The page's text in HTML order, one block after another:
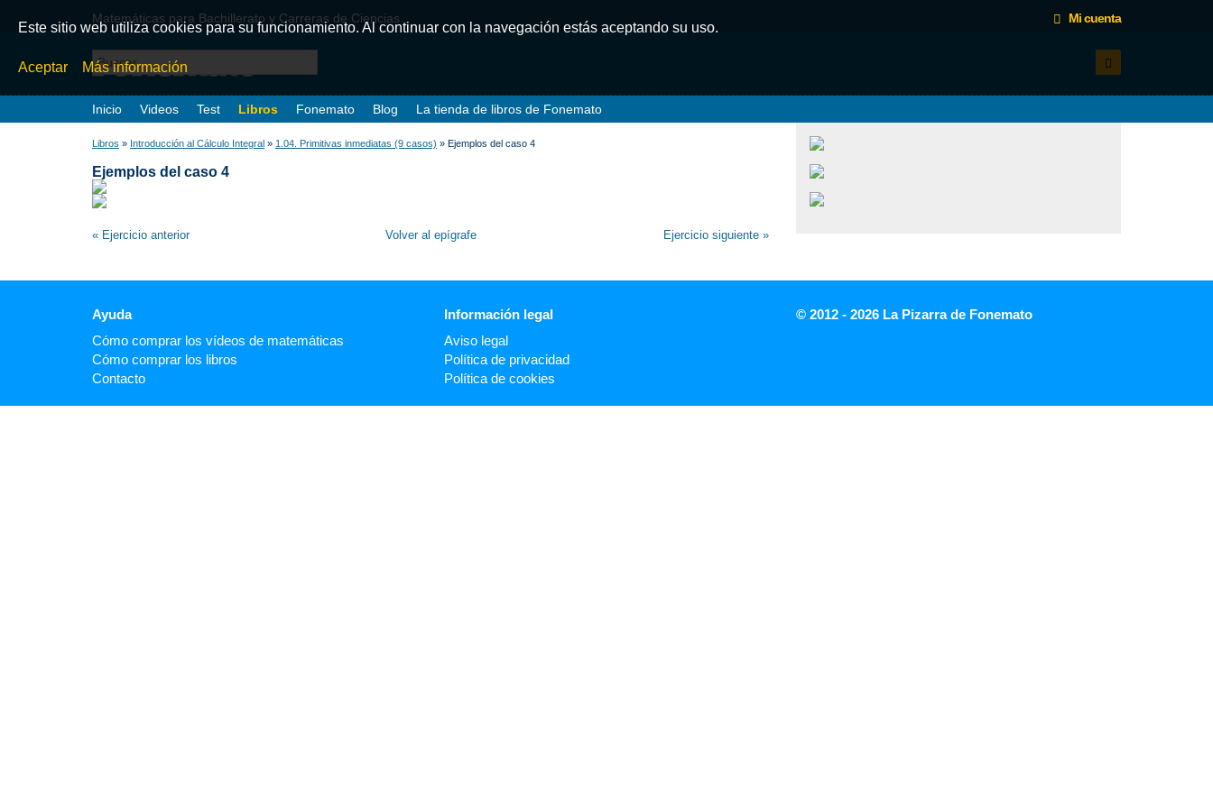
Matemáticas para Bachillerato y Carreras de Ciencias Mi cuenta
Inicio Videos Test Libros Fonemato Blog La tienda de libros de Fonemato
Libros » Introducción al Cálculo Integral » 1.04. Primitivas inmediatas (9 casos) » Ejemplos del caso 4
Ejemplos del caso 4
« Ejercicio anterior Volver al epígrafe Ejercicio siguiente »
Ayuda
Cómo comprar los vídeos de matemáticas
Cómo comprar los libros
Contacto
Información legal
Aviso legal
Política de privacidad
Política de cookies
© 2012 - 2026 La Pizarra de Fonemato
Este sitio web utiliza cookies para su funcionamiento. Al continuar con la navegación estás aceptando su uso.
Aceptar Más información